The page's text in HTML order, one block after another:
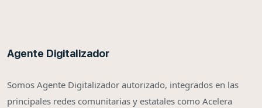
Agente Digitalizador
Somos Agente Digitalizador autorizado, integrados en las
principales redes comunitarias y estatales como Acelera